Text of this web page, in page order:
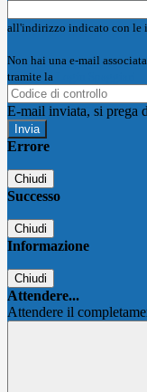
all'indirizzo indicato con le
Non hai una e-mail
tramite la
E-mail inviata, si prega
Errore
Chiudi
Successo
Chiudi
Informazione
Chiudi
Attendere...
Attendere il